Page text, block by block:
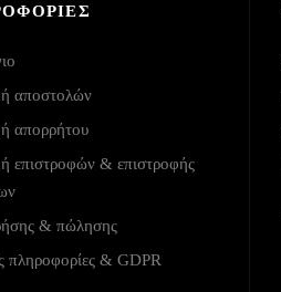
αποστολών
απορρήτου
επιστροφών & επιστροφής
& πώλησης
πληροφορίες & GDPR